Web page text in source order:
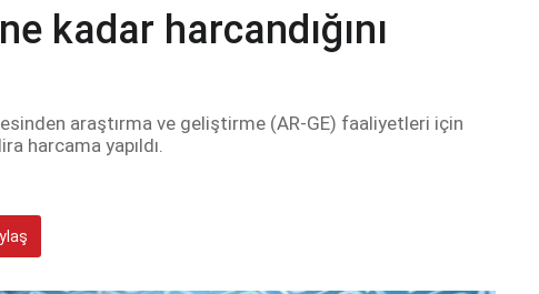
kadar harcandığını
araştırma ve geliştirme (AR-GE) faaliyetleri için
harcama yapıldı.